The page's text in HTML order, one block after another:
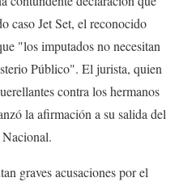
caso Jet Set, el reconocido
"los imputados no necesitan
Público". El jurista, quien
contra los hermanos
la afirmación a su salida del
graves acusaciones por el